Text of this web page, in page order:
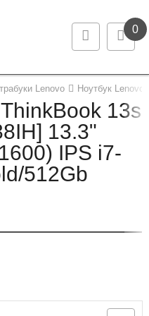
0
Lenovo Ноутбук
13s
13.3"
IPS i7-
512Gb